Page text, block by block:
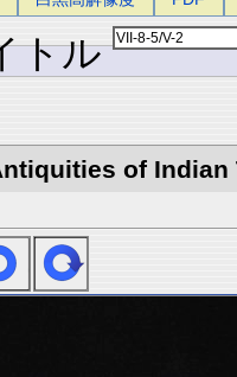
トル
of Indian